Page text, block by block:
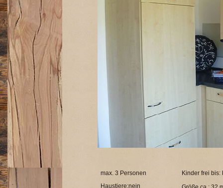
max. 3 Personen
Kinder frei bis:
Haustiere:nein